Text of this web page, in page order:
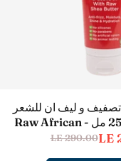
تصفيف و ليف ان للشعر
LE 290.00LE